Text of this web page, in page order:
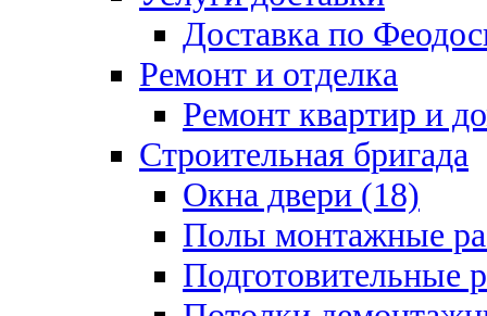
Доставка по
Ремонт и отделка
Ремонт квартир и
Строительная бригада
Окна двери (18)
Полы монтажные
Подготовительные